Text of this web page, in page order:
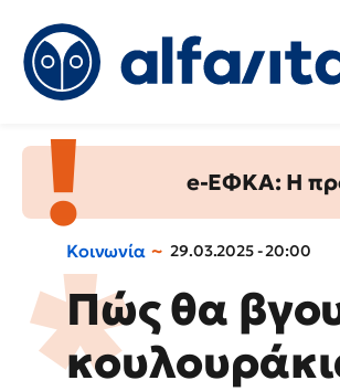
e-ΕΦΚΑ: Η
Κοινωνία 29.03.2025 - 20:00
Πώς θα